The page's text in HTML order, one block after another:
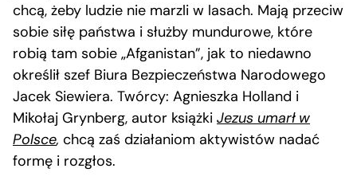
chcą, żeby ludzie nie marzli w lasach. Mają przeciw
sobie siłę państwa i służby mundurowe, które
robią tam sobie „Afganistan”, jak to niedawno
określił szef Biura Bezpieczeństwa Narodowego
Jacek Siewiera. Twórcy: Agnieszka Holland i
Mikołaj Grynberg, autor książki Jezus umarł w
Polsce, chcą zaś działaniom aktywistów nadać
formę i rozgłos.